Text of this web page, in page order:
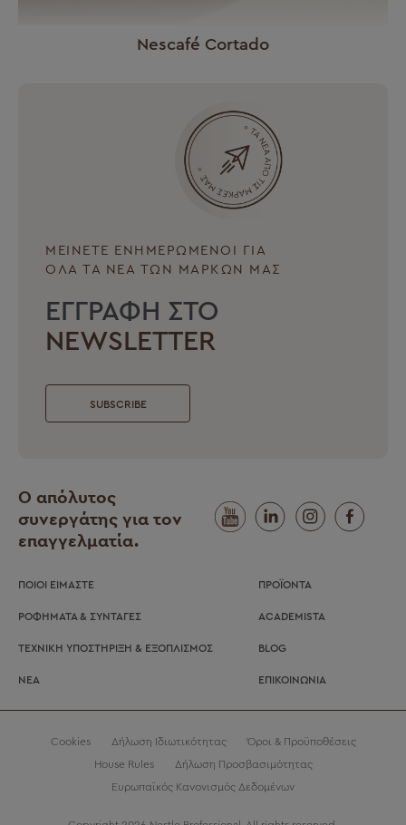
Nescafé Cortado
ΜΕΙΝΕΤΕ ΕΝΗΜΕΡΩΜΕΝΟΙ ΓΙΑ
ΟΛΑ ΤΑ ΝΕΑ ΤΩΝ ΜΑΡΚΩΝ ΜΑΣ
ΕΓΓΡΑΦΗ ΣΤΟ
NEWSLETTER
SUBSCRIBE
Ο απόλυτος
συνεργάτης για τον
επαγγελματία.
ΠΟΙΟΙ ΕΙΜΑΣΤΕ ΠΡΟΪΟΝΤΑ
ΡΟΦΗΜΑΤΑ & ΣΥΝΤΑΓΕΣ ACADEMISTA
ΤΕΧΝΙΚΗ ΥΠΟΣΤΗΡΙΞΗ & ΕΞΟΠΛΙΣΜΟΣ BLOG
ΝΕΑ ΕΠΙΚΟΙΝΩΝΙΑ
Cookies Δήλωση Ιδιωτικότητας Όροι & Προϋποθέσεις
House Rules Δήλωση Προσβασιμότητας
Ευρωπαϊκός Κανονισμός Δεδομένων